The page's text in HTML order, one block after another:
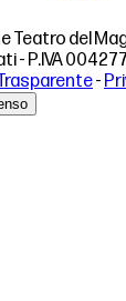
Teatro del
- P.IVA
-